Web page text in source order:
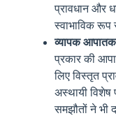
प्रावधान और
स्वाभाविक रूप
व्यापक
प्रकार की
लिए विस्तृत
अस्थायी विशेष
समझौतों ने भी